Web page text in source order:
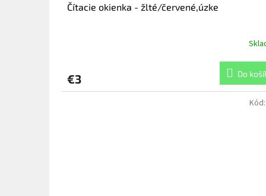
Čítacie okienka - žlté/červené,úzke
€3 Do
Kód: